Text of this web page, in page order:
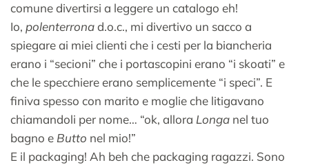
comune divertirsi a leggere un catalogo eh!
Io, polenterronad.o.c., mi divertivo un sacco a
spiegare ai miei clienti che i cesti per la biancheria
erano i “secioni” che i portascopini erano “i skoati” e
che le specchiere erano semplicemente “i speci”. E
finiva spesso con marito e moglie che litigavano
chiamandoli per nome… “ok, allora Longa nel tuo
bagno e Butto nel mio!”
E il packaging! Ah beh che packaging ragazzi. Sono